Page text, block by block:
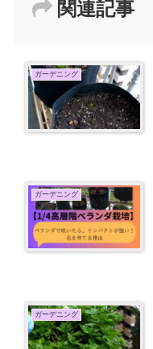
関連記事
ガーデニング
ガーデニング
ガーデニング